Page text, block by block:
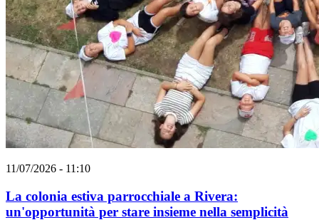
11/07/2026 - 11:10
La colonia estiva parrocchiale a Rivera:
un'opportunità per stare insieme nella semplicità